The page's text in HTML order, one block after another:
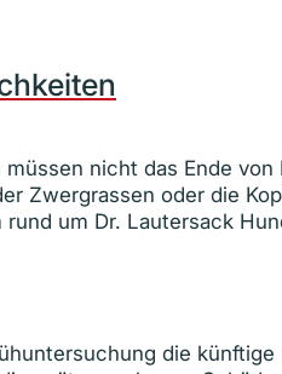
nicht das Ende
Zwergrassen oder die
um Dr. Lautersack
die